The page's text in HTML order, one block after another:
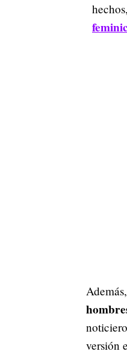
versión